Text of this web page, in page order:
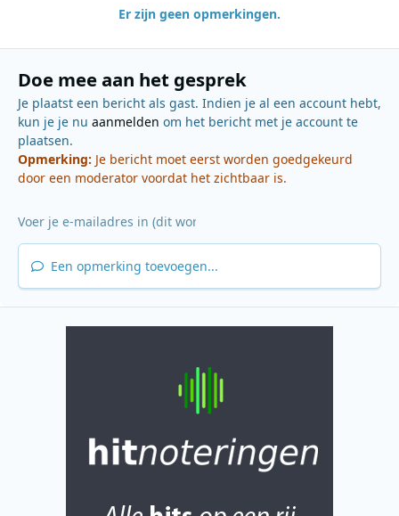
Er zijn geen opmerkingen.
Doe mee aan het gesprek
Je plaatst een bericht als gast. Indien je al een account hebt,
kun je je nu aanmelden om het bericht met je account te
plaatsen.
Opmerking: Je bericht moet eerst worden goedgekeurd
door een moderator voordat het zichtbaar is.
Een opmerking toevoegen...